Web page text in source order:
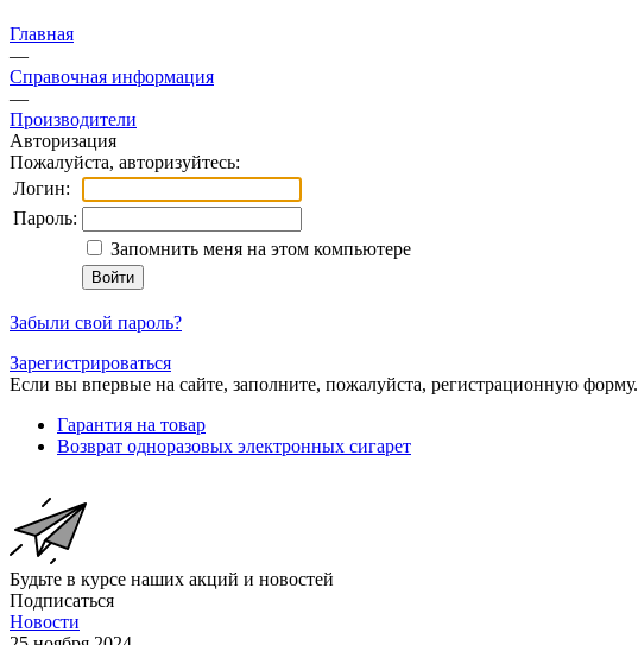
Главная
—
Справочная информация
—
Производители
Авторизация
Пожалуйста, авторизуйтесь:
Логин:
Пароль:
Запомнить меня на этом компьютере
Забыли свой пароль?
Зарегистрироваться
Если вы впервые на сайте, заполните, пожалуйста, регистрационную форму.
Гарантия на товар
Возврат одноразовых электронных сигарет
Будьте в курсе наших акций и новостей
Подписаться
Новости